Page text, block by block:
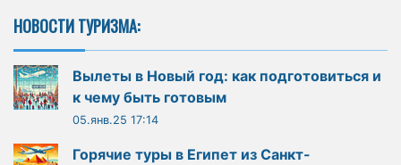
НОВОСТИ ТУРИЗМА:
Вылеты в Новый год: как подготовиться и
к чему быть готовым
05.янв.25 17:14
Горячие туры в Египет из Санкт-